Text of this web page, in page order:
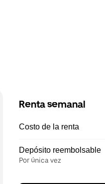
Renta semanal
Costo de la renta
Depósito reembolsable
Por única vez